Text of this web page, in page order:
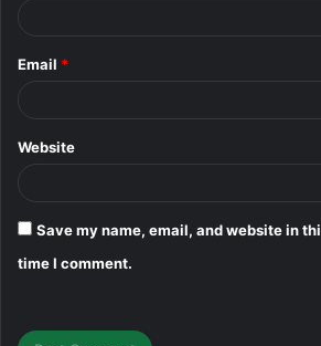
Email *
Website
Save my name, email, and website in
time I comment.